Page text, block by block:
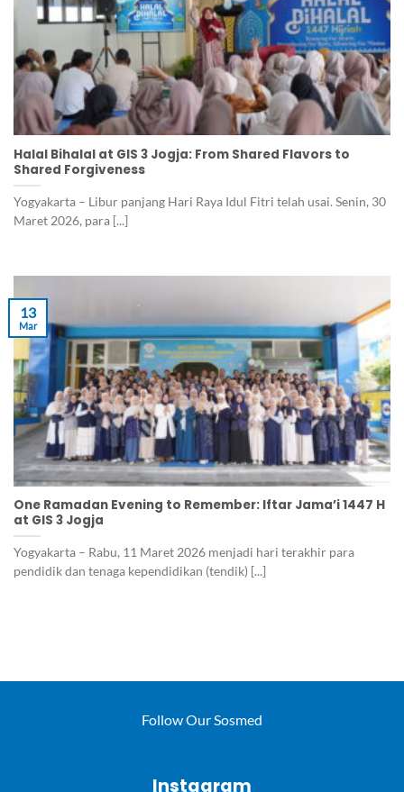
Halal Bihalal at GIS 3 Jogja: From Shared Flavors to
Shared Forgiveness
Yogyakarta – Libur panjang Hari Raya Idul Fitri telah usai. Senin, 30
Maret 2026, para [...]
One Ramadan Evening to Remember: Iftar Jama’i 1447 H
at GIS 3 Jogja
Yogyakarta – Rabu, 11 Maret 2026 menjadi hari terakhir para
pendidik dan tenaga kependidikan (tendik) [...]
13
Mar
Follow Our Sosmed
Instagram